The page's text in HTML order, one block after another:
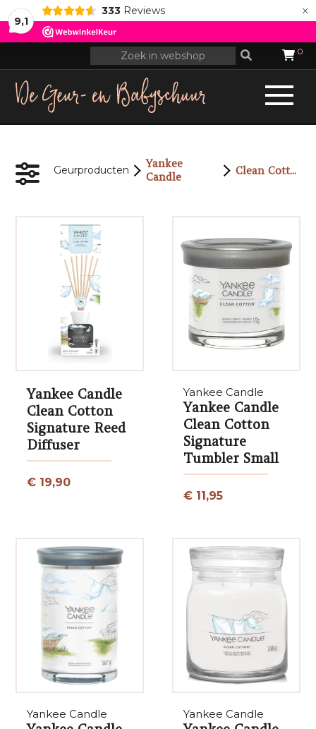
9,1
333 Reviews ×
0
Geurproducten
Yankee
Candle
Clean Cotton
Yankee Candle
Clean Cotton
Signature Reed
Diffuser
€ 19,90
Yankee Candle
Yankee Candle
Clean Cotton
Signature
Tumbler Small
€ 11,95
Yankee Candle Yankee Candle